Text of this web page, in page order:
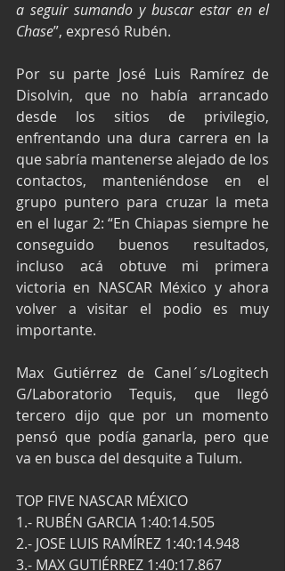
a seguir sumando y buscar estar en el
Chase”, expresó Rubén.
Por su parte José Luis Ramírez de
Disolvin, que no había arrancado
desde los sitios de privilegio,
enfrentando una dura carrera en la
que sabría mantenerse alejado de los
contactos, manteniéndose en el
grupo puntero para cruzar la meta
en el lugar 2: “En Chiapas siempre he
conseguido buenos resultados,
incluso acá obtuve mi primera
victoria en NASCAR México y ahora
volver a visitar el podio es muy
importante.
Max Gutiérrez de Canel´s/Logitech
G/Laboratorio Tequis, que llegó
tercero dijo que por un momento
pensó que podía ganarla, pero que
va en busca del desquite a Tulum.
TOP FIVE NASCAR MÉXICO
1.- RUBÉN GARCIA 1:40:14.505
2.- JOSE LUIS RAMÍREZ 1:40:14.948
3.- MAX GUTIÉRREZ 1:40:17.867